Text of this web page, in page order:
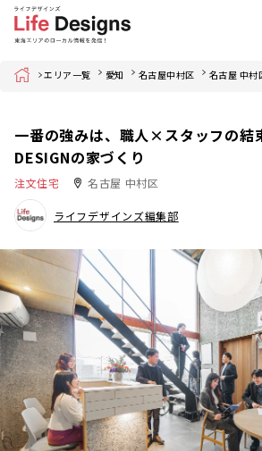
Home エリア一覧 愛知 名古屋中村区 名古屋 中村
一番の強みは、職人×スタッフの結
DESIGNの家づくり
注文住宅 名古屋 中村区
ライフデザインズ編集部